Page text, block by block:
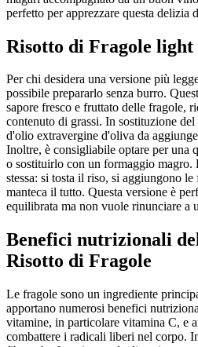
perfetto per apprezzare questa delizia
Risotto di Fragole light
Per chi desidera una versione più
possibile prepararlo senza burro.
sapore fresco e fruttato delle fragole,
contenuto di grassi. In sostituzione
d'olio extravergine d'oliva da
Inoltre, è consigliabile optare per una
o sostituirlo con un formaggio magro.
stessa: si tosta il riso, si aggiungono
manteca il tutto. Questa versione è
equilibrata ma non vuole rinunciare a
Benefici nutrizionali
Risotto di Fragole
Le fragole sono un ingrediente
apportano numerosi benefici
vitamine, in particolare vitamina C, e
combattere i radicali liberi nel corpo.